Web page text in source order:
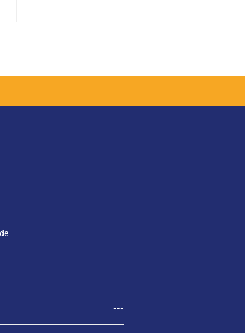
---